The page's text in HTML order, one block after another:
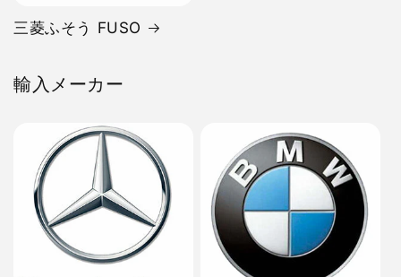
三菱ふそう FUSO
輸入メーカー